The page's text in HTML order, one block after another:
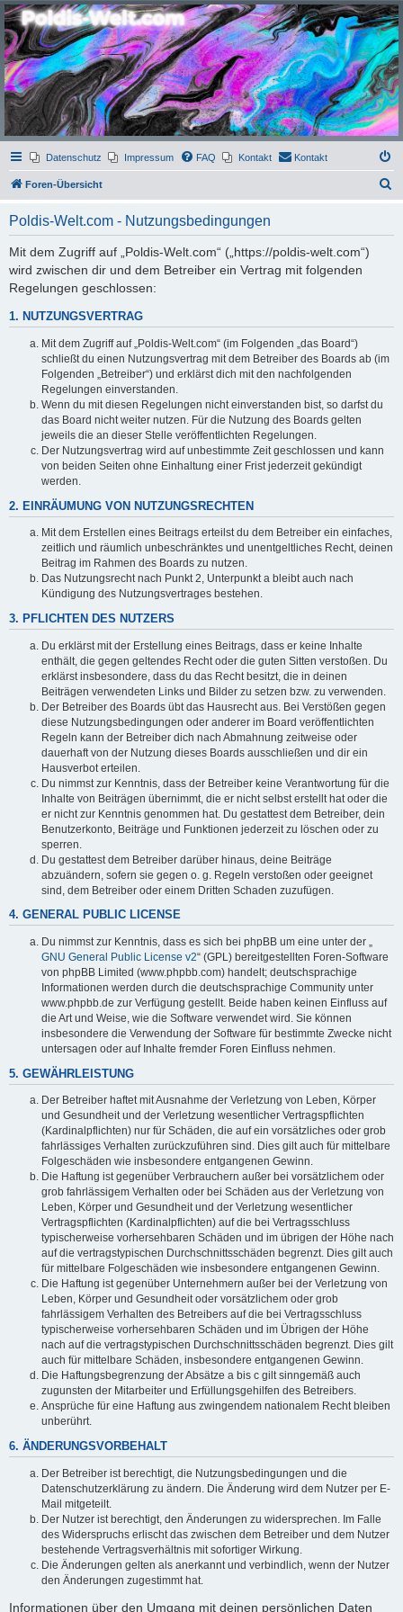
Poldis-Welt.com
Das Forum für Jeans, Sportswear, grosse Grössen und Accessoires
Datenschutz Impressum FAQ Kontakt Kontakt
Foren-Übersicht
Poldis-Welt.com - Nutzungsbedingungen
Mit dem Zugriff auf „Poldis-Welt.com“ („https://poldis-welt.com“)
wird zwischen dir und dem Betreiber ein Vertrag mit folgenden
Regelungen geschlossen:
1. NUTZUNGSVERTRAG
Mit dem Zugriff auf „Poldis-Welt.com“ (im Folgenden „das Board“)
schließt du einen Nutzungsvertrag mit dem Betreiber des Boards ab (im
Folgenden „Betreiber“) und erklärst dich mit den nachfolgenden
Regelungen einverstanden.
Wenn du mit diesen Regelungen nicht einverstanden bist, so darfst du
das Board nicht weiter nutzen. Für die Nutzung des Boards gelten
jeweils die an dieser Stelle veröffentlichten Regelungen.
Der Nutzungsvertrag wird auf unbestimmte Zeit geschlossen und kann
von beiden Seiten ohne Einhaltung einer Frist jederzeit gekündigt
werden.
2. EINRÄUMUNG VON NUTZUNGSRECHTEN
Mit dem Erstellen eines Beitrags erteilst du dem Betreiber ein einfaches,
zeitlich und räumlich unbeschränktes und unentgeltliches Recht, deinen
Beitrag im Rahmen des Boards zu nutzen.
Das Nutzungsrecht nach Punkt 2, Unterpunkt a bleibt auch nach
Kündigung des Nutzungsvertrages bestehen.
3. PFLICHTEN DES NUTZERS
Du erklärst mit der Erstellung eines Beitrags, dass er keine Inhalte
enthält, die gegen geltendes Recht oder die guten Sitten verstoßen. Du
erklärst insbesondere, dass du das Recht besitzt, die in deinen
Beiträgen verwendeten Links und Bilder zu setzen bzw. zu verwenden.
Der Betreiber des Boards übt das Hausrecht aus. Bei Verstößen gegen
diese Nutzungsbedingungen oder anderer im Board veröffentlichten
Regeln kann der Betreiber dich nach Abmahnung zeitweise oder
dauerhaft von der Nutzung dieses Boards ausschließen und dir ein
Hausverbot erteilen.
Du nimmst zur Kenntnis, dass der Betreiber keine Verantwortung für die
Inhalte von Beiträgen übernimmt, die er nicht selbst erstellt hat oder die
er nicht zur Kenntnis genommen hat. Du gestattest dem Betreiber, dein
Benutzerkonto, Beiträge und Funktionen jederzeit zu löschen oder zu
sperren.
Du gestattest dem Betreiber darüber hinaus, deine Beiträge
abzuändern, sofern sie gegen o. g. Regeln verstoßen oder geeignet
sind, dem Betreiber oder einem Dritten Schaden zuzufügen.
4. GENERAL PUBLIC LICENSE
Du nimmst zur Kenntnis, dass es sich bei phpBB um eine unter der „
GNU General Public License v2“ (GPL) bereitgestellten Foren-Software
von phpBB Limited (www.phpbb.com) handelt; deutschsprachige
Informationen werden durch die deutschsprachige Community unter
www.phpbb.de zur Verfügung gestellt. Beide haben keinen Einfluss auf
die Art und Weise, wie die Software verwendet wird. Sie können
insbesondere die Verwendung der Software für bestimmte Zwecke nicht
untersagen oder auf Inhalte fremder Foren Einfluss nehmen.
5. GEWÄHRLEISTUNG
Der Betreiber haftet mit Ausnahme der Verletzung von Leben, Körper
und Gesundheit und der Verletzung wesentlicher Vertragspflichten
(Kardinalpflichten) nur für Schäden, die auf ein vorsätzliches oder grob
fahrlässiges Verhalten zurückzuführen sind. Dies gilt auch für mittelbare
Folgeschäden wie insbesondere entgangenen Gewinn.
Die Haftung ist gegenüber Verbrauchern außer bei vorsätzlichem oder
grob fahrlässigem Verhalten oder bei Schäden aus der Verletzung von
Leben, Körper und Gesundheit und der Verletzung wesentlicher
Vertragspflichten (Kardinalpflichten) auf die bei Vertragsschluss
typischerweise vorhersehbaren Schäden und im übrigen der Höhe nach
auf die vertragstypischen Durchschnittsschäden begrenzt. Dies gilt auch
für mittelbare Folgeschäden wie insbesondere entgangenen Gewinn.
Die Haftung ist gegenüber Unternehmern außer bei der Verletzung von
Leben, Körper und Gesundheit oder vorsätzlichem oder grob
fahrlässigem Verhalten des Betreibers auf die bei Vertragsschluss
typischerweise vorhersehbaren Schäden und im Übrigen der Höhe
nach auf die vertragstypischen Durchschnittsschäden begrenzt. Dies gilt
auch für mittelbare Schäden, insbesondere entgangenen Gewinn.
Die Haftungsbegrenzung der Absätze a bis c gilt sinngemäß auch
zugunsten der Mitarbeiter und Erfüllungsgehilfen des Betreibers.
Ansprüche für eine Haftung aus zwingendem nationalem Recht bleiben
unberührt.
6. ÄNDERUNGSVORBEHALT
Der Betreiber ist berechtigt, die Nutzungsbedingungen und die
Datenschutzerklärung zu ändern. Die Änderung wird dem Nutzer per E-
Mail mitgeteilt.
Der Nutzer ist berechtigt, den Änderungen zu widersprechen. Im Falle
des Widerspruchs erlischt das zwischen dem Betreiber und dem Nutzer
bestehende Vertragsverhältnis mit sofortiger Wirkung.
Die Änderungen gelten als anerkannt und verbindlich, wenn der Nutzer
den Änderungen zugestimmt hat.
Informationen über den Umgang mit deinen persönlichen Daten